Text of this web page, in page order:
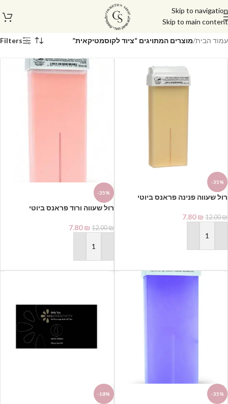
Skip to navigation
Skip to main content
עמוד הבית/מוצרים המתויגים “ציוד לקוסמטיקאית” Filters
-35%
12.00₪
7.80₪
הוספה לסל
-35%
רול שעווה ורוד פראנס ביוטי
12.00₪
7.80₪
הוספה לסל
-35%
-18%